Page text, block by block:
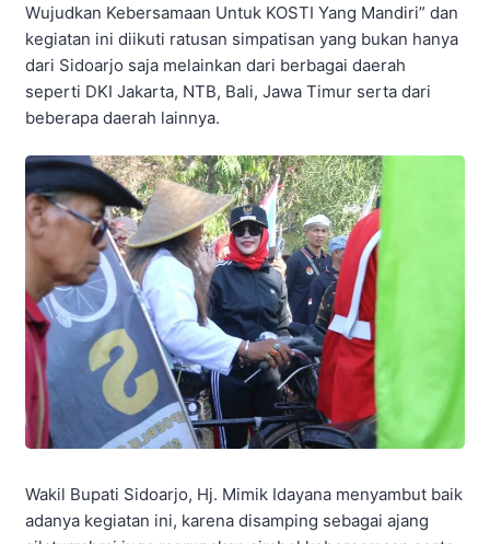
Wujudkan Kebersamaan Untuk KOSTI Yang Mandiri” dan
kegiatan ini diikuti ratusan simpatisan yang bukan hanya
dari Sidoarjo saja melainkan dari berbagai daerah
seperti DKI Jakarta, NTB, Bali, Jawa Timur serta dari
beberapa daerah lainnya.
Wakil Bupati Sidoarjo, Hj. Mimik Idayana menyambut baik
adanya kegiatan ini, karena disamping sebagai ajang